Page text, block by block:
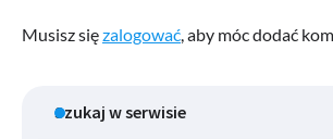
Musisz sięzalogować, aby móc dodać
Szukaj w serwisie